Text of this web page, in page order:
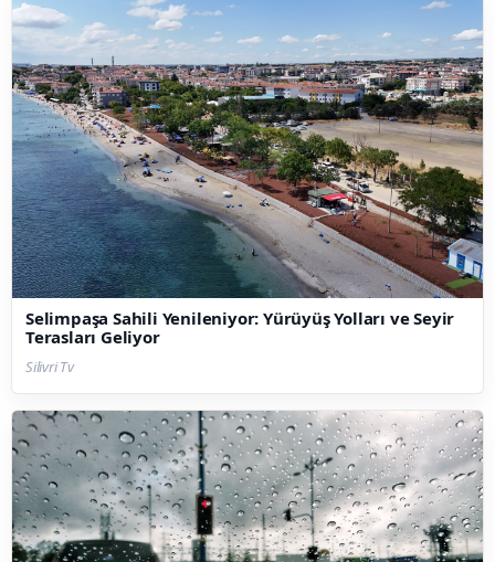
Selimpaşa Sahili Yenileniyor: Yürüyüş Yolları ve Seyir
Terasları Geliyor
Silivri Tv